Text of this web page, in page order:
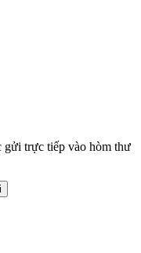
trực tiếp vào hòm thư